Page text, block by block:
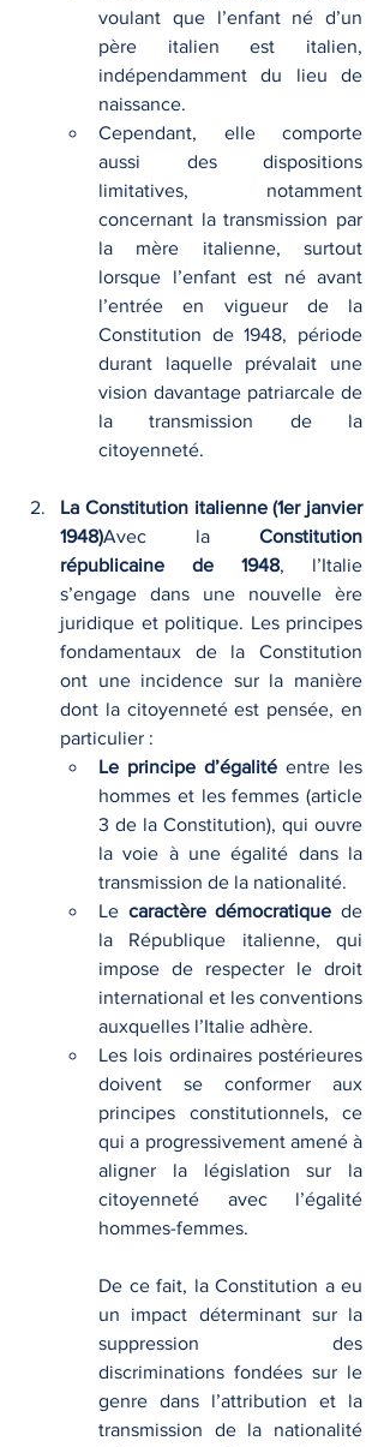
voulant que l’enfant né d’un
père italien est italien,
indépendamment du lieu de
naissance.
Cependant, elle comporte
aussi des dispositions
limitatives, notamment
concernant la transmission par
la mère italienne, surtout
lorsque l’enfant est né avant
l’entrée en vigueur de la
Constitution de 1948, période
durant laquelle prévalait une
vision davantage patriarcale de
la transmission de la
citoyenneté.
La Constitution italienne (1er janvier
1948)Avec la Constitution
républicaine de 1948, l’Italie
s’engage dans une nouvelle ère
juridique et politique. Les principes
fondamentaux de la Constitution
ont une incidence sur la manière
dont la citoyenneté est pensée, en
particulier :
Le principe d’égalité entre les
hommes et les femmes (article
3 de la Constitution), qui ouvre
la voie à une égalité dans la
transmission de la nationalité.
Le caractère démocratique de
la République italienne, qui
impose de respecter le droit
international et les conventions
auxquelles l’Italie adhère.
Les lois ordinaires postérieures
doivent se conformer aux
principes constitutionnels, ce
qui a progressivement amené à
aligner la législation sur la
citoyenneté avec l’égalité
hommes-femmes.
De ce fait, la Constitution a eu
un impact déterminant sur la
suppression des
discriminations fondées sur le
genre dans l’attribution et la
transmission de la nationalité